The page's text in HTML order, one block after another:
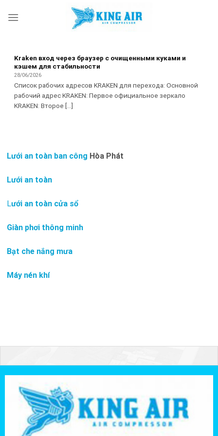
Kraken вход через браузер с очищенными куками и
кэшем для стабильности
28/06/2026
Список рабочих адресов KRAKEN для перехода: Основной
рабочий адрес KRAKEN: Первое официальное зеркало
KRAKEN: Второе [...]
Lưới an toàn ban công Hòa Phát
Lưới an toàn
Lưới an toàn cửa sổ
Giàn phơi thông minh
Bạt che nắng mưa
Máy nén khí